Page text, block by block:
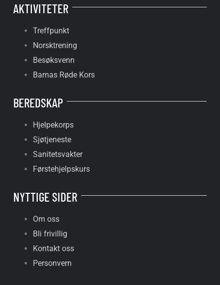
AKTIVITETER
Treffpunkt
Norsktrening
Besøksvenn
Barnas Røde Kors
BEREDSKAP
Hjelpekorps
Sjøtjeneste
Sanitetsvakter
Førstehjelpskurs
NYTTIGE SIDER
Om oss
Bli frivillig
Kontakt oss
Personvern